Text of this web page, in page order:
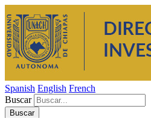
Spanish English French
Buscar